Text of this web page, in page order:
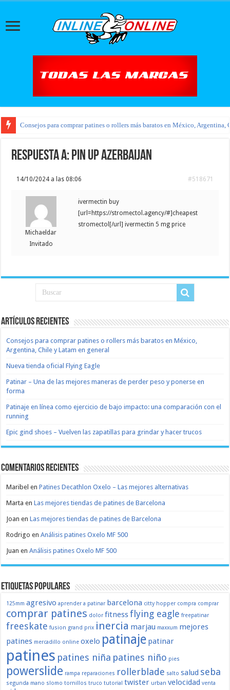
Consejos para comprar patines o rollers más baratos en México, Argentina,
Respuesta a: pin up azerbaijan
14/10/2024 a las 08:06 #518671
Michaeldar
Invitado
ivermectin buy
[url=https://stromectol.agency/#]cheapest
stromectol[/url] ivermectin 5 mg price
Artículos recientes
Consejos para comprar patines o rollers más baratos en México,
Argentina, Chile y Latam en general
Nueva tienda oficial Flying Eagle
Patinar – Una de las mejores maneras de perder peso y ponerse en
forma
Patinaje en línea como ejercicio de bajo impacto: una comparación con el
running
Epic gind shoes – Vuelven las zapatillas para grindar y hacer trucos
Comentarios recientes
Maribel enPatines Decathlon Oxelo – Las mejores alternativas
Marta enLas mejores tiendas de patines de Barcelona
Joan enLas mejores tiendas de patines de Barcelona
Rodrigo enAnálisis patines Oxelo MF 500
Juan enAnálisis patines Oxelo MF 500
Etiquetas populares
125mm agresivo aprender a patinar barcelona citty hopper compra comprar
comprar patines dolor fitnessflying eagle freepatinar
freeskate fusion grand prix inercia marjau maxxum mejores
patines mercadillo online oxelo patinaje patinar
patines patines niña patines niño pies
powerslide rampa reparaciones rollerblade salto salud seba
segunda mano slomo tornillos truco tutorial twister urban velocidad venta